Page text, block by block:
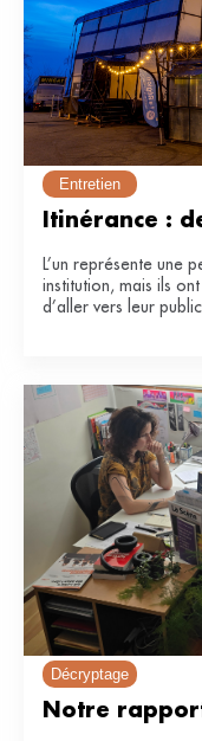
Entretien
Itinérance :
L’un représente une
institution, mais ils
d’aller vers leur
Décryptage
Notre